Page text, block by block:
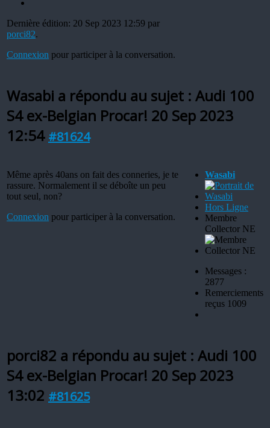
Dernière édition: 20 Sep 2023 12:59 par
porci82.
Connexion pour participer à la conversation.
Wasabi a répondu au sujet : Audi 100
S4 ex-Belgian Procar! 20 Sep 2023
12:54 #81624
Même après 40ans on fait des conneries, je te
rassure. Normalement il se déboîte un peu
tout seul, non?
Connexion pour participer à la conversation.
Wasabi
Hors Ligne
Membre
Collector NE
Messages :
2877
Remerciements
reçus 1009
porci82 a répondu au sujet : Audi 100
S4 ex-Belgian Procar! 20 Sep 2023
13:02 #81625